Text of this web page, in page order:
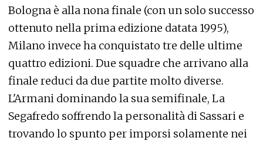
Bologna è alla nona finale (con un solo successo
ottenuto nella prima edizione datata 1995),
Milano invece ha conquistato tre delle ultime
quattro edizioni. Due squadre che arrivano alla
finale reduci da due partite molto diverse.
L'Armani dominando la sua semifinale, La
Segafredo soffrendo la personalità di Sassari e
trovando lo spunto per imporsi solamente nei